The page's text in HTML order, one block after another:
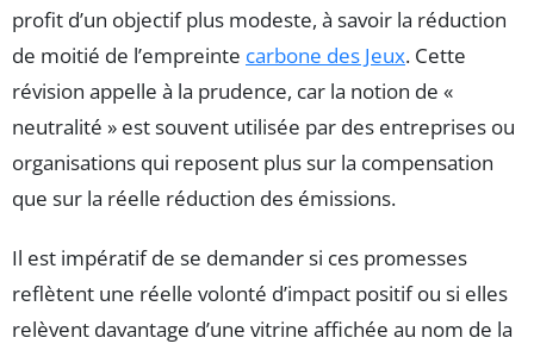
profit d’un objectif plus modeste, à savoir la réduction
de moitié de l’empreinte carbone des Jeux. Cette
révision appelle à la prudence, car la notion de «
neutralité » est souvent utilisée par des entreprises ou
organisations qui reposent plus sur la compensation
que sur la réelle réduction des émissions.
Il est impératif de se demander si ces promesses
reflètent une réelle volonté d’impact positif ou si elles
relèvent davantage d’une vitrine affichée au nom de la